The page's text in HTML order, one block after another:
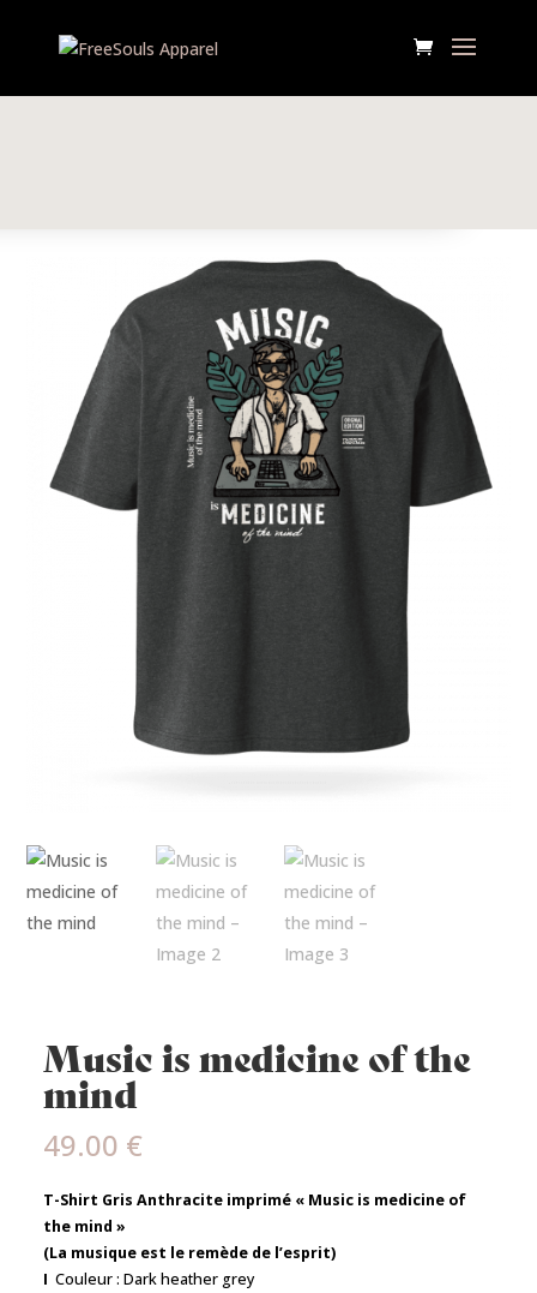
Music is medicine of the
mind
49.00 €
T-Shirt Gris Anthracite imprimé « Music is medicine of
the mind »
(La musique est le remède de l’esprit)
I Couleur : Dark heather grey